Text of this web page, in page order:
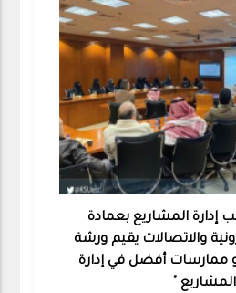
إدارة المشاريع بعمادة
والاتصالات يقيم ورشة
ممارسات أفضل في إدارة
المشاريع "